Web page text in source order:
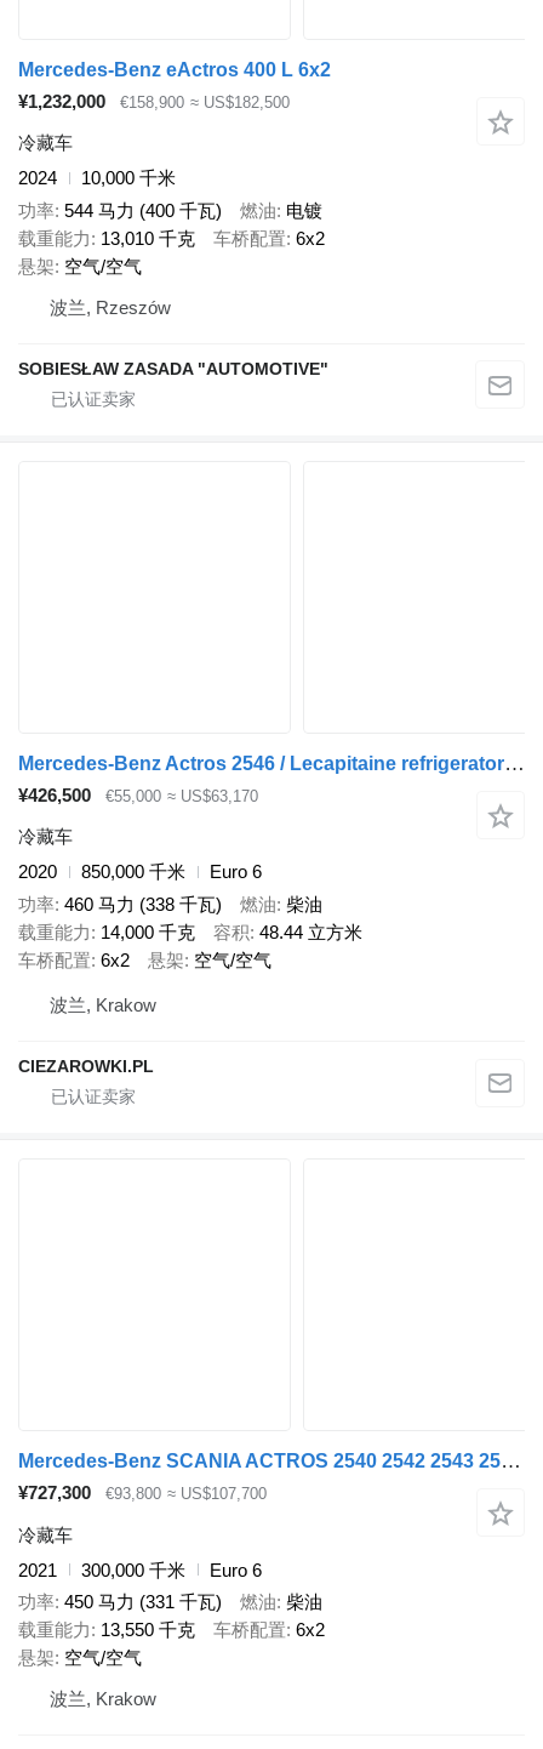
Mercedes-Benz eActros 400 L 6x2
¥1,232,000
€158,900 ≈ US$182,500
冷藏车
2024
10,000 千米
功率 544 马力 (400 千瓦) 燃油 电镀
载重能力
13,010 千克 车桥配置 6x2
悬架 空气/空气
波兰, Rzeszów
SOBIESŁAW ZASADA "AUTOMOTIVE"
Mercedes-Benz Actros 2546 / Lecapitaine refrigerator 20 EPAL / Multitemperatur
¥426,500 €55,000 ≈ US$63,170
冷藏车
2020
850,000 千米
Euro 6
功率 460 马力 (338 千瓦) 燃油 柴油
载重能力
14,000 千克 容积 48.44 立方米
车桥配置 6x2 悬架 空气/空气
波兰, Krakow
CIEZAROWKI.PL
Mercedes-Benz SCANIA ACTROS 2540 2542 2543 2545 G 440 REFRIGERATOR LIKE NEW!
¥727,300 €93,800 ≈ US$107,700
冷藏车
2021
300,000 千米
Euro 6
功率 450 马力 (331 千瓦) 燃油 柴油
载重能力
13,550 千克 车桥配置 6x2
悬架 空气/空气
波兰, Krakow